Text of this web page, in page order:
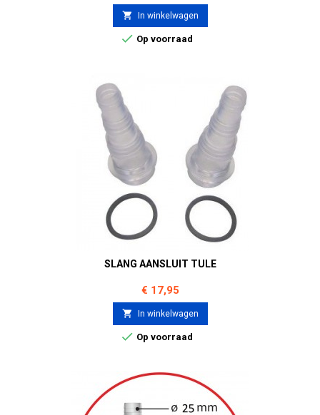
 In winkelwagen
 Op voorraad
SLANG AANSLUIT TULE
Prijs
€ 17,95
 In winkelwagen
 Op voorraad